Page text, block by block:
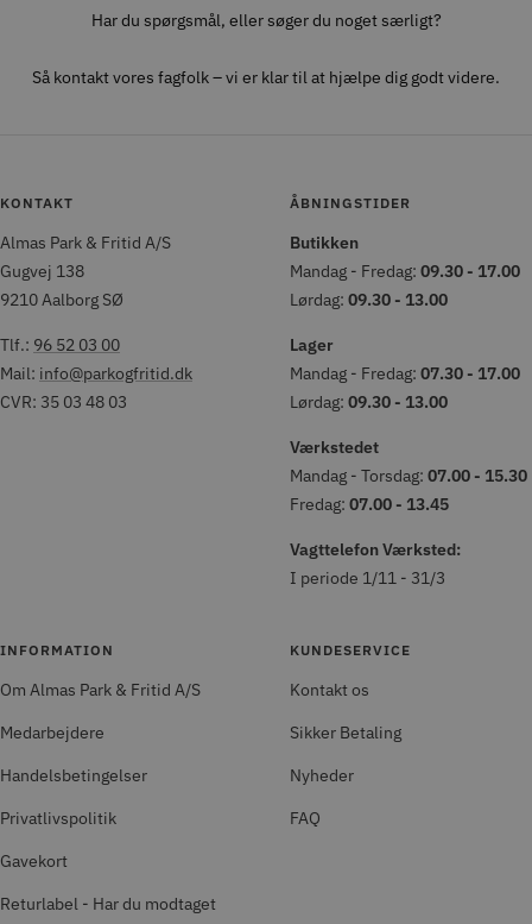
Har du spørgsmål, eller søger du noget særligt?
Så kontakt vores fagfolk – vi er klar til at hjælpe dig godt videre.
KONTAKT
Almas Park & Fritid A/S
Gugvej 138
9210 Aalborg SØ
Tlf.: 96 52 03 00
Mail: info@parkogfritid.dk
CVR: 35 03 48 03
ÅBNINGSTIDER
Butikken
Mandag - Fredag: 09.30 - 17.00
Lørdag: 09.30 - 13.00
Lager
Mandag - Fredag: 07.30 - 17.00
Lørdag: 09.30 - 13.00
Værkstedet
Mandag - Torsdag: 07.00 - 15.30
Fredag: 07.00 - 13.45
Vagttelefon Værksted:
I periode 1/11 - 31/3
INFORMATION
Om Almas Park & Fritid A/S
Medarbejdere
Handelsbetingelser
Privatlivspolitik
Gavekort
Returlabel - Har du modtaget
KUNDESERVICE
Kontakt os
Sikker Betaling
Nyheder
FAQ